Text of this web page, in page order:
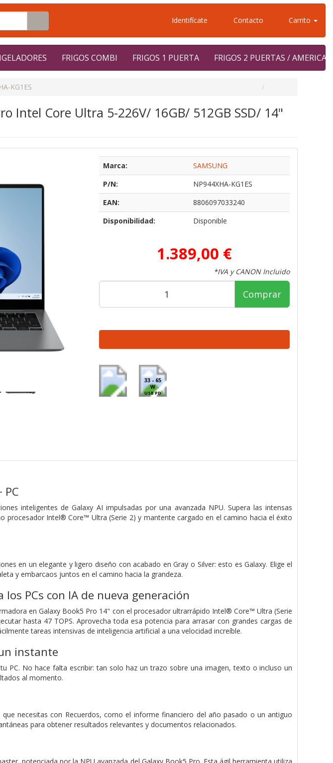
Identifícate Contacto Carrito
FRIGOS COMBI FRIGOS 1 PUERTA FRIGOS 2 PUERTAS /
KG1ES
Intel Core Ultra 5-226V/ 16GB/ 512GB SSD/ 14"
Marca:
SAMSUNG
P/N:
NP944XHA-KG1ES
EAN:
8806097033240
Disponibilidad:
Disponible
1.389,00 €
*IVA y CANON Incluido
Comprar
33 - 65
W
USB PD
inteligentes de Galaxy AI impulsadas por una avanzada NPU. Supera las intensas
procesador Intel® Core™ Ultra (Serie 2) y mantente cargado en el camino hacia el éxito
en un elegante y ligero diseño con acabado en Gray o Silver: esto es Galaxy. Elige el
y embarcaos juntos en el camino hacia la grandeza.
PCs con IA de nueva generación
en Galaxy Book5 Pro 14" con el procesador ultrarrápido Intel® Core™ Ultra (Serie
hasta 47 TOPS. Aprovecha toda esa potencia para arrasar con grandes cargas de
tareas intensivas de inteligencia artificial a una velocidad increíble.
instante
PC. No hace falta escribir: tan solo haz un trazo sobre una imagen, texto o incluso un
al momento.
necesitas con Recuerdos, como el informe financiero del año pasado o un antiguo
para obtener resultados relevantes y documentos relacionados.